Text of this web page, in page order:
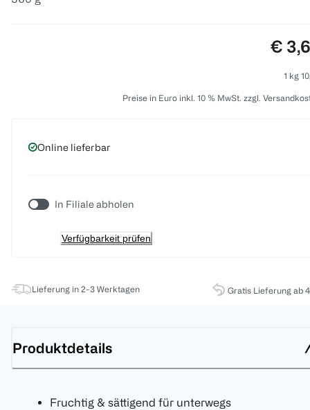
€
1 kg
Preise in Euro inkl. 10 % MwSt. zzgl.
Online lieferbar
In Filiale abholen
Verfügbarkeit prüfen
Lieferung in 2-3 Werktagen Gratis Lieferung ab
Produktdetails
Fruchtig & sättigend für unterwegs